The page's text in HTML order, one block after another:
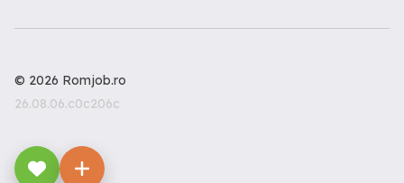
© 2026 Romjob.ro
26.08.06.c0c206c